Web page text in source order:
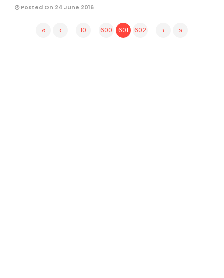
Posted On 24 June 2016
« ‹ - 10 - 600 601 602 - › »